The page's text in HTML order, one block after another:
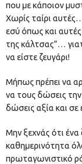
που με κάποιον
Χωρίς ταίρι αυτές…
εσύ όπως και
της κάλτσας”…
να είστε ζευγάρι!
Μήπως πρέπει να
να τους δώσεις την
δώσεις αξία και
Μην ξεχνάς ότι ένα
καθημερινότητα
πρωταγωνιστικό